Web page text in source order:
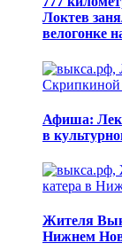
Локтев
велогонке
Афиша:
в
Жителя
Нижнем